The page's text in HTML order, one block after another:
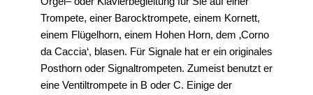
Trompete, einer Barocktrompete, einem Kornett,
einem Flügelhorn, einem Hohen Horn, dem ‚Corno
da Caccia‘, blasen. Für Signale hat er ein originales
Posthorn oder Signaltrompeten. Zumeist benutzt er
eine Ventiltrompete in B oder C. Einige der